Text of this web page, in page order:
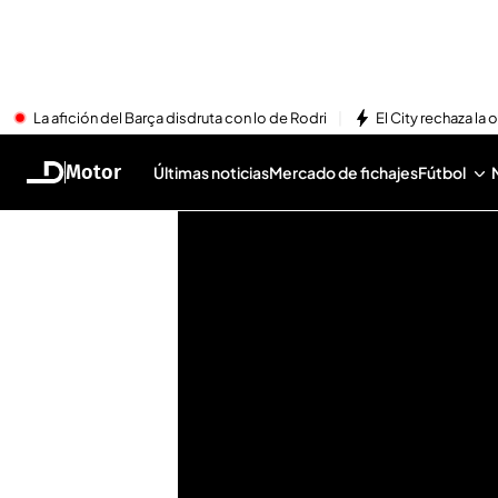
La afición del Barça disdruta con lo de Rodri El City rechaza la
Motor Últimas noticiasMercado de fichajesFútbol